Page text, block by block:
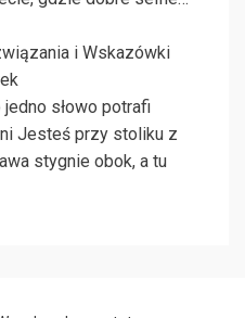
i Wskazówki
słowo potrafi
Jesteś przy stoliku z
stygnie obok, a tu